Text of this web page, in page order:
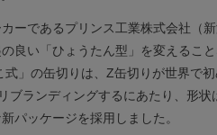
ーであるプリンス工業株式会社（
良い「ひょうたん型」を変えるこ
」の缶切りは、Z缶切りが世界で
ブランディングするにあたり、形
パッケージを採用しました。